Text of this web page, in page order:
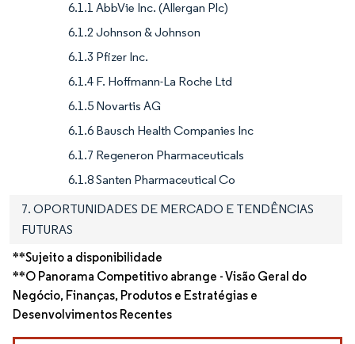
6.1.1 AbbVie Inc. (Allergan Plc)
6.1.2 Johnson & Johnson
6.1.3 Pfizer Inc.
6.1.4 F. Hoffmann-La Roche Ltd
6.1.5 Novartis AG
6.1.6 Bausch Health Companies Inc
6.1.7 Regeneron Pharmaceuticals
6.1.8 Santen Pharmaceutical Co
7. OPORTUNIDADES DE MERCADO E TENDÊNCIAS
FUTURAS
**Sujeito a disponibilidade
**O Panorama Competitivo abrange - Visão Geral do
Negócio, Finanças, Produtos e Estratégias e
Desenvolvimentos Recentes